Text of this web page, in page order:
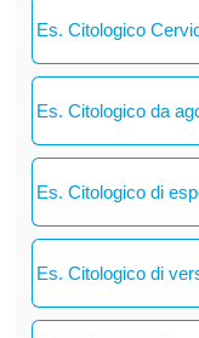
Es. Citologico
Es. Citologico da
Es. Citologico di
Es. Citologico di